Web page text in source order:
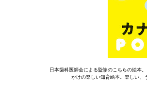
日本歯科医師会による監修のこちらの絵本
かけの楽しい知育絵本。楽しい、